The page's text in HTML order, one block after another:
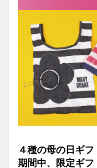
４種の母の日ギフ
期間中、限定ギ